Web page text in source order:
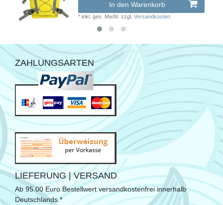
In den Warenkorb
*inkl. ges. MwSt. zzgl.Versandkosten
ZAHLUNGSARTEN
LIEFERUNG | VERSAND
Ab 95.00 Euro Bestellwert versandkostenfrei innerhalb
Deutschlands.*